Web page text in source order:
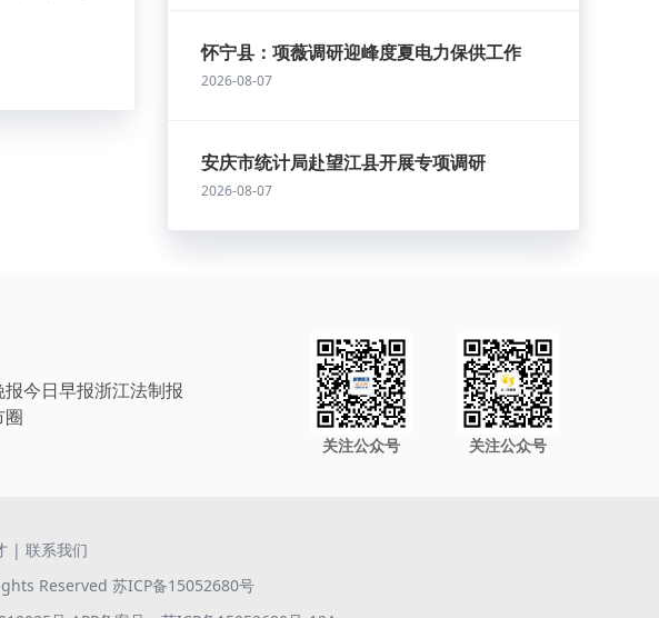
怀宁县：项薇调研迎峰度夏电力保供工作
2026-08-07
安庆市统计局赴望江县开展专项调研
2026-08-07
报今日早报浙江法制报
圈
关注公众号 关注公众号
| 联系我们
Reserved 苏ICP备15052680号